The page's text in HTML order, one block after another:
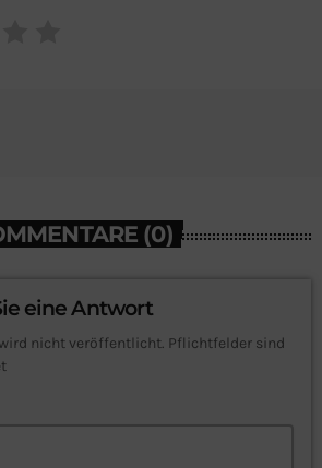
(0)
eine Antwort
nicht veröffentlicht. Pflichtfelder sind